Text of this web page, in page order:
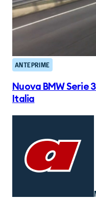
ANTEPRIME
Nuova BMW Serie
Italia